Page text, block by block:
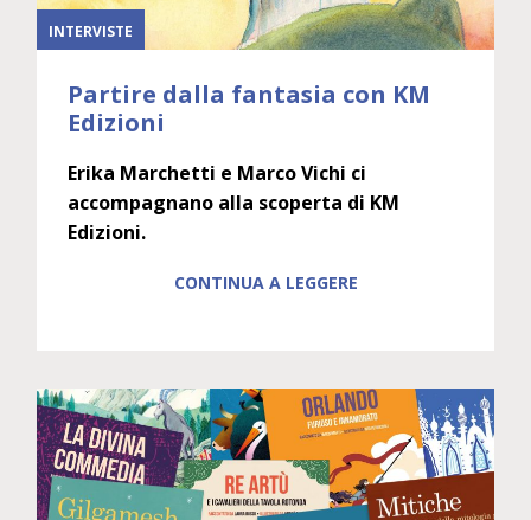
INTERVISTE
Partire dalla fantasia con KM
Edizioni
Erika Marchetti e Marco Vichi ci
accompagnano alla scoperta di KM
Edizioni.
CONTINUA A LEGGERE